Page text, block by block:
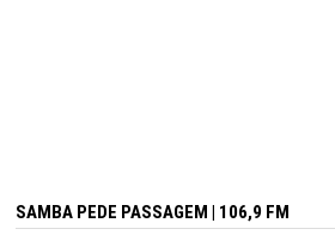
SAMBA PEDE PASSAGEM | 106,9 FM